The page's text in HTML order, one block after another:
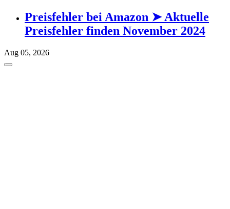
Preisfehler bei Amazon ➤ Aktuelle
Preisfehler finden November 2024
Aug 05, 2026